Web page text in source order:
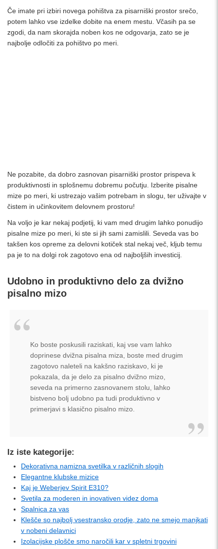
Če imate pri izbiri novega pohištva za pisarniški prostor srečo,
potem lahko vse izdelke dobite na enem mestu. Včasih pa se
zgodi, da nam skorajda noben kos ne odgovarja, zato se je
najbolje odločiti za pohištvo po meri.
Ne pozabite, da dobro zasnovan pisarniški prostor prispeva k
produktivnosti in splošnemu dobremu počutju. Izberite pisalne
mize po meri, ki ustrezajo vašim potrebam in slogu, ter uživajte v
čistem in učinkovitem delovnem prostoru!
Na voljo je kar nekaj podjetij, ki vam med drugim lahko ponudijo
pisalne mize po meri, ki ste si jih sami zamislili. Seveda vas bo
takšen kos opreme za delovni kotiček stal nekaj več, kljub temu
pa je to na dolgi rok zagotovo ena od najboljših investicij.
Udobno in produktivno delo za dvižno
pisalno mizo
Ko boste poskusili raziskati, kaj vse vam lahko
doprinese dvižna pisalna miza, boste med drugim
zagotovo naleteli na kakšno raziskavo, ki je
pokazala, da je delo za pisalno dvižno mizo,
seveda na primerno zasnovanem stolu, lahko
bistveno bolj udobno pa tudi produktivno v
primerjavi s klasično pisalno mizo.
Iz iste kategorije:
Dekorativna namizna svetilka v različnih slogih
Elegantne klubske mizice
Kaj je Weberjev Spirit E310?
Svetila za moderen in inovativen videz doma
Spalnica za vas
Klešče so najbolj vsestransko orodje, zato ne smejo manjkati
v nobeni delavnici
Izolacijske plošče smo naročili kar v spletni trgovini